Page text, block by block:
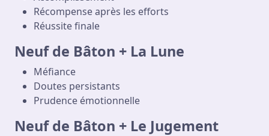
Récompense après les efforts
Réussite finale
Neuf de Bâton + La Lune
Méfiance
Doutes persistants
Prudence émotionnelle
Neuf de Bâton + Le Jugement